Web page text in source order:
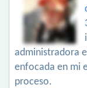
administradora
enfocada en mi
proceso.